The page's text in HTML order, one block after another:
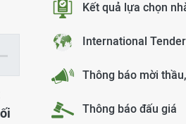
Kết quả lựa chọn
International
Thông báo mời
Thông báo đấu giá